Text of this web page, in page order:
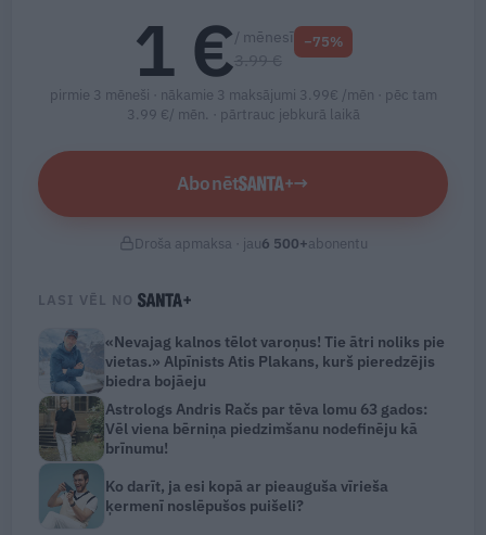
1 €/ mēnesī −75%
pirmie 3 mēneši · nākamie 3 maksājumi 3.99€ /mēn · pēc tam
3.99 €/ mēn. · pārtrauc jebkurā laikā
Abonēt →
Droša apmaksa · jau6 500+abonentu
LASI VĒL NO
«Nevajag kalnos tēlot varoņus! Tie ātri noliks pie
vietas.» Alpīnists Atis Plakans, kurš pieredzējis
biedra bojāeju
Astrologs Andris Račs par tēva lomu 63 gados:
Vēl viena bērniņa piedzimšanu nodefinēju kā
brīnumu!
Ko darīt, ja esi kopā ar pieauguša vīrieša
ķermenī noslēpušos puišeli?